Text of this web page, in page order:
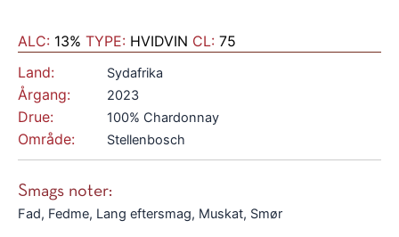
ALC: 13% TYPE: HVIDVIN CL: 75
Land:
Sydafrika
Årgang: 2023
Drue: 100% Chardonnay
Område: Stellenbosch
Smags noter:
Fad, Fedme, Lang eftersmag, Muskat, Smør